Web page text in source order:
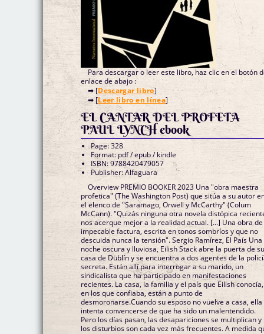
Para descargar o leer este libro, haz clic en el botón
enlace de abajo :
➡ [Descargar libro]
➡ [Leer libro en línea]
EL CANTAR DEL PROFETA
PAUL LYNCH ebook
Page: 328
Format: pdf / epub / kindle
ISBN: 9788420479057
Publisher: Alfaguara
Overview PREMIO BOOKER 2023 Una "obra maestra
profetica" (The Washington Post) que sitúa a su autor
el elenco de "Saramago, Orwell y McCarthy" (Colum
McCann). "Quizás ninguna otra novela distópica
nos acerque mejor a la realidad actual. [...] Una obra de
impecable factura, escrita en tonos sombríos y que no
descuida nunca la tensión". Sergio Ramírez, El País Una
noche oscura y lluviosa, Eilish Stack abre la puerta de
casa de Dublín y se encuentra a dos agentes de la
secreta. Están allí para interrogar a su marido, un
sindicalista que ha participado en manifestaciones
recientes. La casa, la familia y el país que Eilish
en los que confiaba, están a punto de
desmoronarse.Cuando su esposo no vuelve a casa, ella
intenta convencerse de que ha sido un malentendido.
Pero los días pasan, las desapariciones se multiplican y
los disturbios son cada vez más frecuentes. A medida